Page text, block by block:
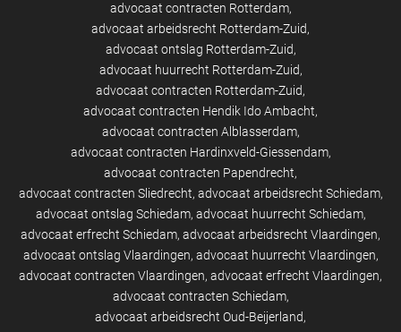
advocaat contracten Rotterdam
advocaat arbeidsrecht Rotterdam-Zuid
advocaat ontslag Rotterdam-Zuid
advocaat huurrecht Rotterdam-Zuid
advocaat contracten Rotterdam-Zuid
advocaat contracten Hendik Ido Ambacht
advocaat contracten Alblasserdam
advocaat contracten Hardinxveld-Giessendam
advocaat contracten Papendrecht
advocaat contracten Sliedrecht advocaat arbeidsrecht Schiedam
advocaat ontslag Schiedam advocaat huurrecht Schiedam
advocaat erfrecht Schiedam advocaat arbeidsrecht Vlaardingen
advocaat ontslag Vlaardingen advocaat huurrecht Vlaardingen
advocaat contracten Vlaardingen advocaat erfrecht Vlaardingen
advocaat contracten Schiedam
advocaat arbeidsrecht Oud-Beijerland